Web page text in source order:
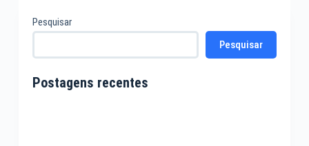
Pesquisar
Pesquisar
Postagens recentes